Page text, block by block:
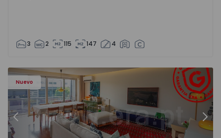
3 2 115 147 4
Nuevo
e Argivai - 1574602 - 20
Apartamento T3 Póvoa de Varzim, Póvoa de Varzim,
Anterior